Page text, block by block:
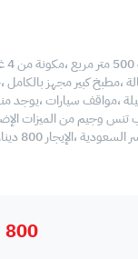
800
،صالة ،مطبخ كبير مجهز
،مواقف سيارات ،يوجد
وجيم من الميزات
800 دينار بحريني غير شامل.